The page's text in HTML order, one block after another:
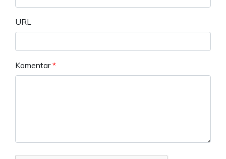
URL
Komentar*